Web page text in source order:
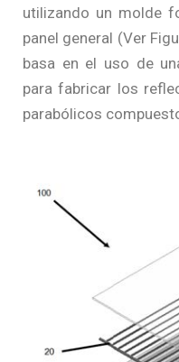
utilizando un molde
panel general (Ver
basa en el uso de
para fabricar los
parabólicos